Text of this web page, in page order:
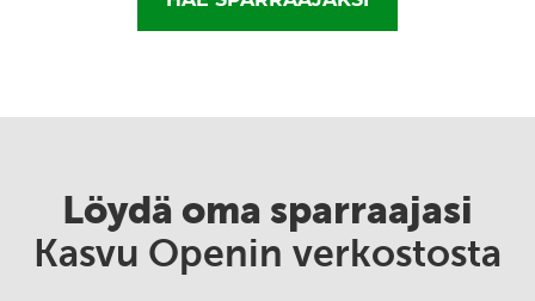
Löydä oma sparraajasi
Kasvu Openin verkostosta